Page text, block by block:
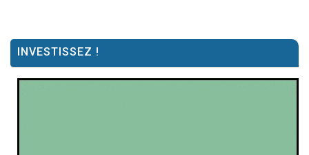
INVESTISSEZ !